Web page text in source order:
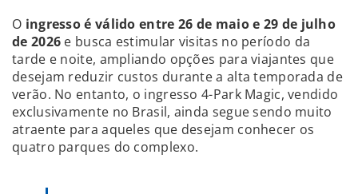
O ingresso é válido entre 26 de maio e 29 de julho
de 2026 e busca estimular visitas no período da
tarde e noite, ampliando opções para viajantes que
desejam reduzir custos durante a alta temporada de
verão. No entanto, o ingresso 4-Park Magic, vendido
exclusivamente no Brasil, ainda segue sendo muito
atraente para aqueles que desejam conhecer os
quatro parques do complexo.